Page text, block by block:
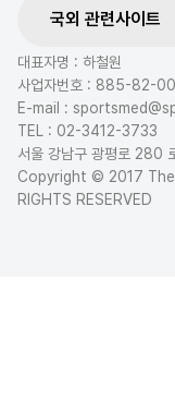
국외 관련사이트
대표자명 : 하철원
사업자번호 : 885-82-
E-mail :
TEL : 02-3412-3733
서울 강남구 광평로 280
Copyright © 2017
RIGHTS RESERVED